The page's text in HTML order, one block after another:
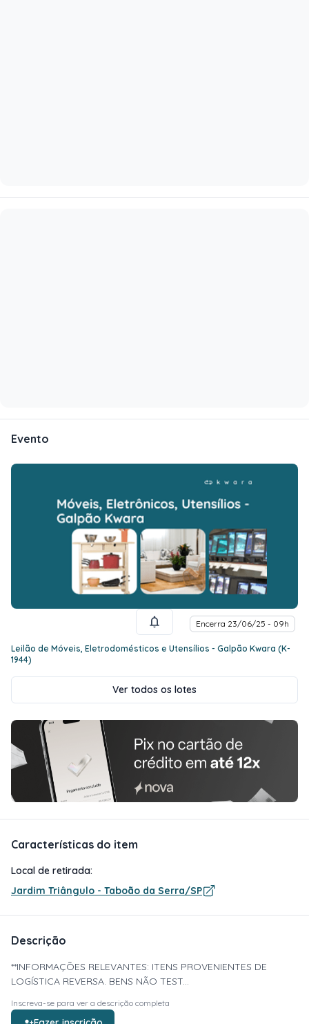
Evento
Encerra 23/06/25 - 09h
Leilão de Móveis, Eletrodomésticos e Utensílios - Galpão Kwara (K-
1944)
Ver todos os lotes
Características do item
Local de retirada:
Jardim Triângulo - Taboão da Serra/SP
Descrição
**INFORMAÇÕES RELEVANTES: ITENS PROVENIENTES DE
LOGÍSTICA REVERSA. BENS NÃO TEST...
Inscreva-se para ver a descrição completa